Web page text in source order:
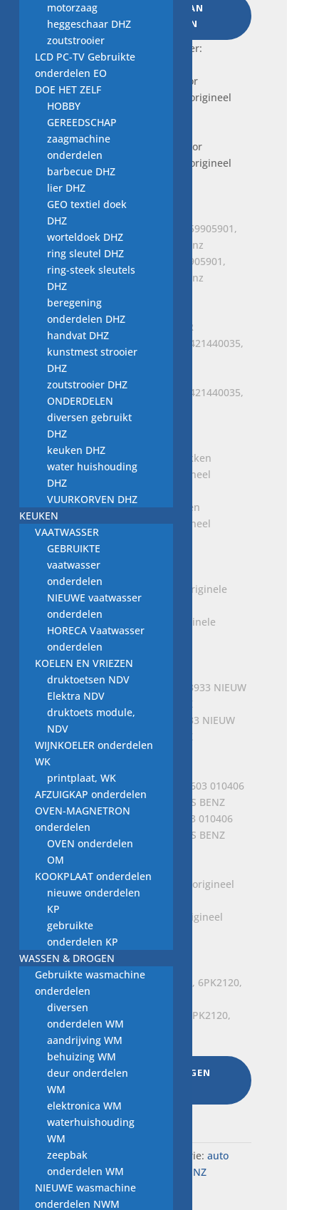
origineel
MERCEDES
aantal
TOEVOEGEN AAN
WINKELWAGEN
Frequently bought together:
Je bekijkt
nu:bandenspanningssensor
A0009050030 nieuw voor origineel
MERCEDES BENZ
€94,00
ZESKANTIGE BOUT A4159905901,
NIEUW, voor Mercedes-Benz
ACHTERUITRIJHENDEL, A6421440035,
nieuw MERCEDES
€87,00Oorspronkelijke
was:
€ 87,00.
€80,00
Onderdelenset remblokken
A1694201920, nieuw origineel
MERCEDES BENZ
€154,00
SLANG A1635016082, Originele
Mercedes-Benz
€226,00
SPIEGELGLAS, A0028113933 NIEUW
origineel MERCEDES BENZ
€77,00
Dichtring, kering, N007603 010406
nieuw origineel MERCEDES BENZ
€2,00
Keerring, A0169970547 origineel
Mercedes-Benz
€15,00
Multiriem A0089973492, 6PK2120,
Nieuw onderdeel
€40,00
AAN WINKELWAGEN
Total:€ 702,00
SKU: Categorie: auto
onderdelen MERCEDES BENZ
motorzaag
heggeschaar DHZ
zoutstrooier
LCD PC-TV Gebruikte
onderdelen EO
DOE HET ZELF
HOBBY
GEREEDSCHAP
zaagmachine
onderdelen
barbecue DHZ
lier DHZ
GEO textiel doek
DHZ
worteldoek DHZ
ring sleutel DHZ
ring-steek sleutels
DHZ
beregening
onderdelen DHZ
handvat DHZ
kunstmest strooier
DHZ
zoutstrooier DHZ
ONDERDELEN
diversen gebruikt
DHZ
keuken DHZ
water huishouding
DHZ
VUURKORVEN DHZ
KEUKEN
VAATWASSER
GEBRUIKTE
vaatwasser
onderdelen
NIEUWE vaatwasser
onderdelen
HORECA Vaatwasser
onderdelen
KOELEN EN VRIEZEN
druktoetsen NDV
Elektra NDV
druktoets module,
NDV
WIJNKOELER onderdelen
WK
printplaat, WK
AFZUIGKAP onderdelen
OVEN-MAGNETRON
onderdelen
OVEN onderdelen
OM
KOOKPLAAT onderdelen
nieuwe onderdelen
KP
gebruikte
onderdelen KP
WASSEN & DROGEN
Gebruikte wasmachine
onderdelen
diversen
onderdelen WM
aandrijving WM
behuizing WM
deur onderdelen
WM
elektronica WM
waterhuishouding
WM
zeepbak
onderdelen WM
NIEUWE wasmachine
onderdelen NWM